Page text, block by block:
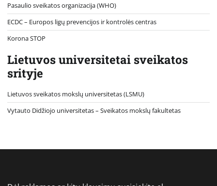
Pasaulio sveikatos organizacija (WHO)
ECDC – Europos ligų prevencijos ir kontrolės centras
Korona STOP
Lietuvos universitetai sveikatos
srityje
Lietuvos sveikatos mokslų universitetas (LSMU)
Vytauto Didžiojo universitetas– Sveikatos mokslų fakultetas